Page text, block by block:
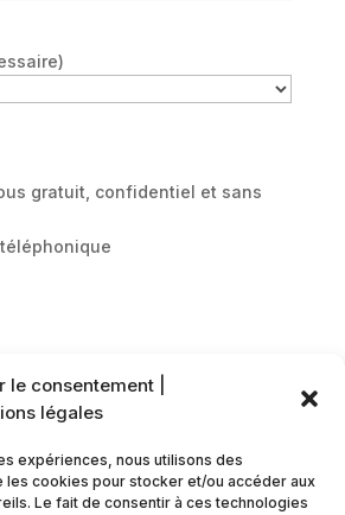
le consentement |
légales
expériences, nous utilisons des
les cookies pour stocker et/ou accéder aux
Le fait de consentir à ces technologies
gratuit, confidentiel et sans